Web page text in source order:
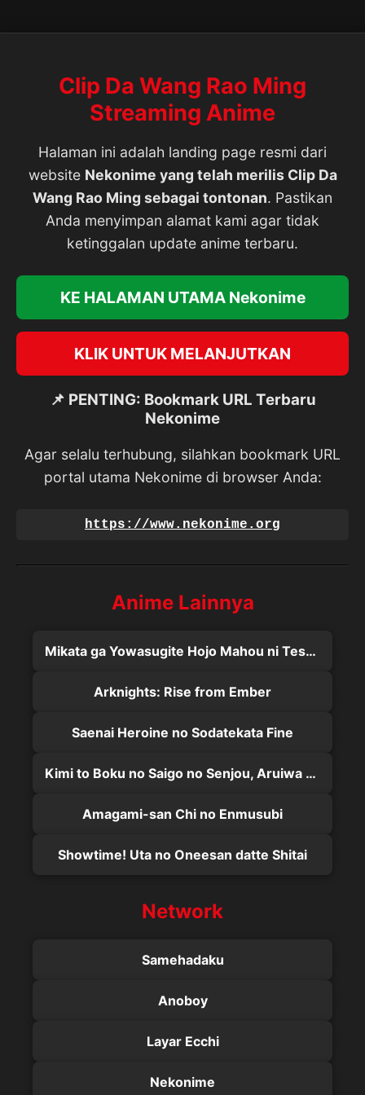
Clip Da Wang Rao Ming
Streaming Anime
Halaman ini adalah landing page resmi dari
website Nekonime yang telah merilis Clip Da
Wang Rao Ming sebagai tontonan. Pastikan
Anda menyimpan alamat kami agar tidak
ketinggalan update anime terbaru.
KE HALAMAN UTAMA Nekonime
KLIK UNTUK MELANJUTKAN
📌 PENTING: Bookmark URL Terbaru
Nekonime
Agar selalu terhubung, silahkan bookmark URL
portal utama Nekonime di browser Anda:
https://www.nekonime.org
Anime Lainnya
Mikata ga Yowasugite Hojo Mahou ni Tesshiteita Kyuutei Mahoushi, Tsuihou sarete Saikyou wo Mezashimasu
Arknights: Rise from Ember
Saenai Heroine no Sodatekata Fine
Kimi to Boku no Saigo no Senjou, Aruiwa Sekai ga Hajimaru Seisen
Amagami-san Chi no Enmusubi
Showtime! Uta no Oneesan datte Shitai
Network
Samehadaku
Anoboy
Layar Ecchi
Nekonime